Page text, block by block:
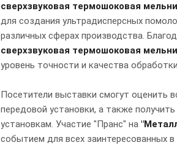
сверхзвуковая термошоковая
для создания ультрадисперсных
различных сферах производства.
сверхзвуковая термошоковая
уровень точности и качества
Посетители выставки смогут оценить
передовой установки, а также
установкам. Участие "Пранс" на
событием для всех заинтересованных